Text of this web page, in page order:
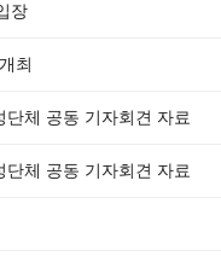
장
최
체 공동 기자회견 자료
체 공동 기자회견 자료